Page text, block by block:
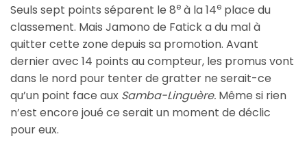
Seuls sept points séparent le 8e à la 14e place du
classement. Mais Jamono de Fatick a du mal à
quitter cette zone depuis sa promotion. Avant
dernier avec 14 points au compteur, les promus vont
dans le nord pour tenter de gratter ne serait-ce
qu’un point face aux Samba-Linguère. Même si rien
n’est encore joué ce serait un moment de déclic
pour eux.